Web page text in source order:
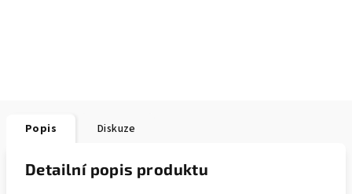
Popis Diskuze
Detailní popis produktu